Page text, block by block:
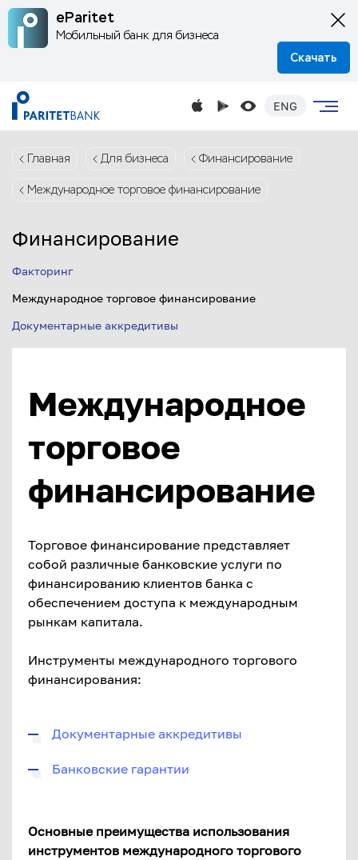
eParitet
Мобильный банк для бизнеса
Скачать
ENG
Главная Для бизнеса Финансирование
Международное торговое финансирование
Финансирование
Факторинг
Международное торговое финансирование
Документарные аккредитивы
Международное
торговое
финансирование
Торговое финансирование представляет
собой различные банковские услуги по
финансированию клиентов банка с
обеспечением доступа к международным
рынкам капитала.
Инструменты международного торгового
финансирования:
Документарные аккредитивы
Банковские гарантии
Основные преимущества использования
инструментов международного торгового